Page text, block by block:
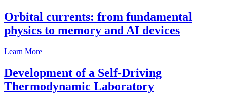
Orbital currents: from fundamental
physics to memory and AI devices
Learn More
Development of a Self-Driving
Thermodynamic Laboratory